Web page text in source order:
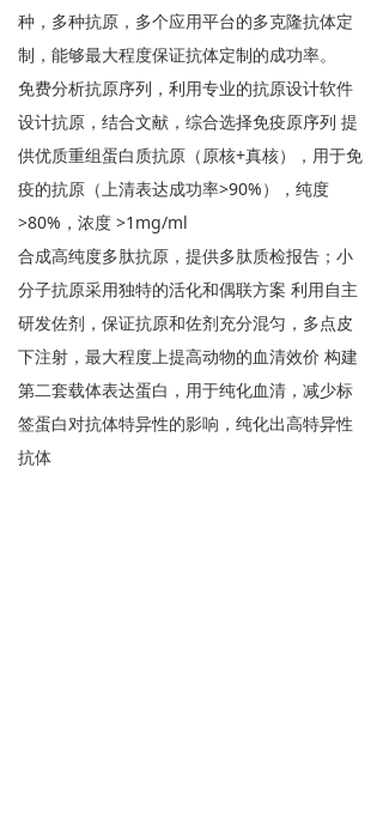
种，多种抗原，多个应用平台的多克隆抗体定
制，能够最大程度保证抗体定制的成功率。
免费分析抗原序列，利用专业的抗原设计软件
设计抗原，结合文献，综合选择免疫原序列 提
供优质重组蛋白质抗原（原核+真核），用于免
疫的抗原（上清表达成功率>90%），纯度
>80%，浓度 >1mg/ml
合成高纯度多肽抗原，提供多肽质检报告；小
分子抗原采用独特的活化和偶联方案 利用自主
研发佐剂，保证抗原和佐剂充分混匀，多点皮
下注射，最大程度上提高动物的血清效价 构建
第二套载体表达蛋白，用于纯化血清，减少标
签蛋白对抗体特异性的影响，纯化出高特异性
抗体